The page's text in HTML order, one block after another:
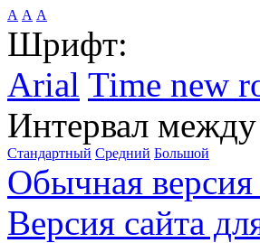
А А А
Шрифт:
Arial Time new
Интервал
Стандартный Средний Большой
Обычная версия
Версия сайта